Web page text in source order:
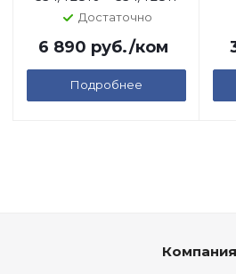
Достаточно
6 890 руб./ком
Подробнее
Компания